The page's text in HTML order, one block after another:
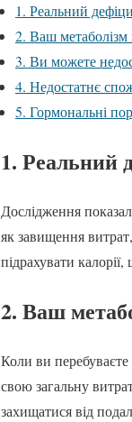
1. Реальний
2. Ваш
3. Ви можете
4. Недостатнє
5. Гормональні
1. Реальний
Дослідження
як завищення
підрахувати
2. Ваш
Коли ви
свою загальну
захищатися від